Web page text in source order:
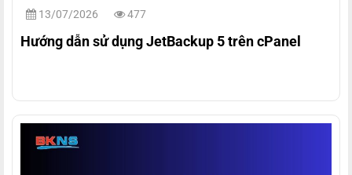
13/07/2026 477
Hướng dẫn sử dụng JetBackup 5 trên cPanel